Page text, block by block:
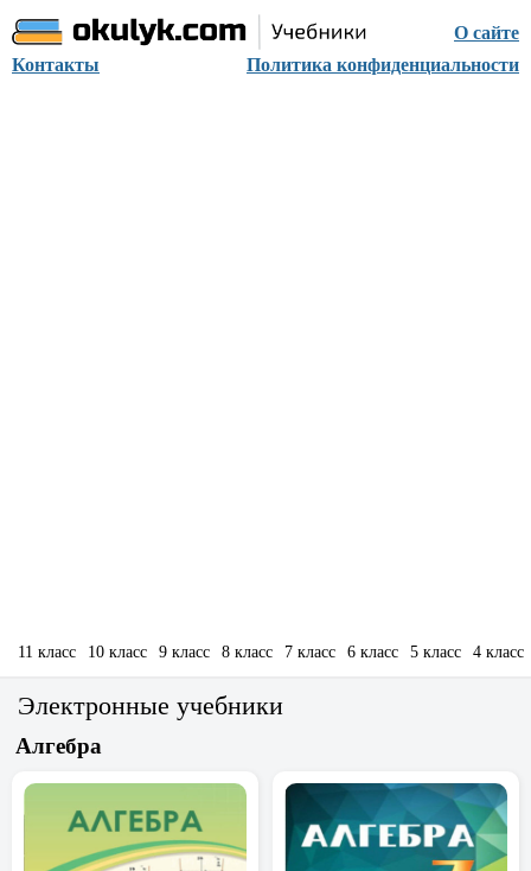
О сайте
Контакты
Политика конфиденциальности
11 класс 10 класс 9 класс 8 класс 7 класс 6 класс 5 класс 4 класс
Электронные учебники
Алгебра